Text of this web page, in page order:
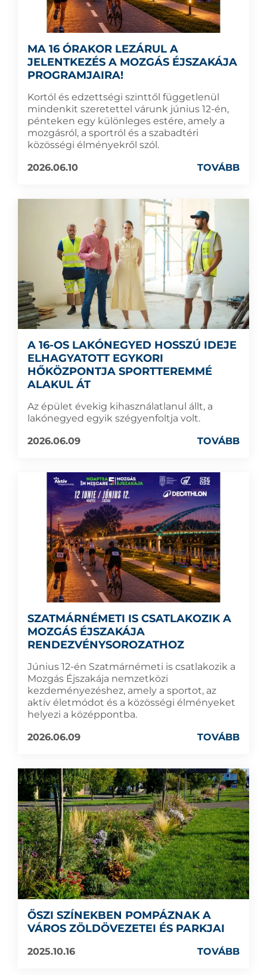
MA 16 ÓRAKOR LEZÁRUL A
JELENTKEZÉS A MOZGÁS ÉJSZAKÁJA
PROGRAMJAIRA!
Kortól és edzettségi szinttől függetlenül
mindenkit szeretettel várunk június 12-én,
pénteken egy különleges estére, amely a
mozgásról, a sportról és a szabadtéri
közösségi élményekről szól.
2026.06.10
TOVÁBB
A 16-OS LAKÓNEGYED HOSSZÚ IDEJE
ELHAGYATOTT EGYKORI
HŐKÖZPONTJA SPORTTEREMMÉ
ALAKUL ÁT
Az épület évekig kihasználatlanul állt, a
lakónegyed egyik szégyenfoltja volt.
2026.06.09
TOVÁBB
SZATMÁRNÉMETI IS CSATLAKOZIK A
MOZGÁS ÉJSZAKÁJA
RENDEZVÉNYSOROZATHOZ
Június 12-én Szatmárnémeti is csatlakozik a
Mozgás Éjszakája nemzetközi
kezdeményezéshez, amely a sportot, az
aktív életmódot és a közösségi élményeket
helyezi a középpontba.
2026.06.09
TOVÁBB
ŐSZI SZÍNEKBEN POMPÁZNAK A
VÁROS ZÖLDÖVEZETEI ÉS PARKJAI
2025.10.16 TOVÁBB